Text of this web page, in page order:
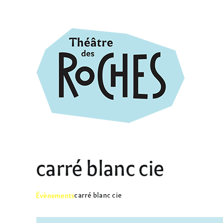
carré blanc cie
Évènementscarré blanc cie